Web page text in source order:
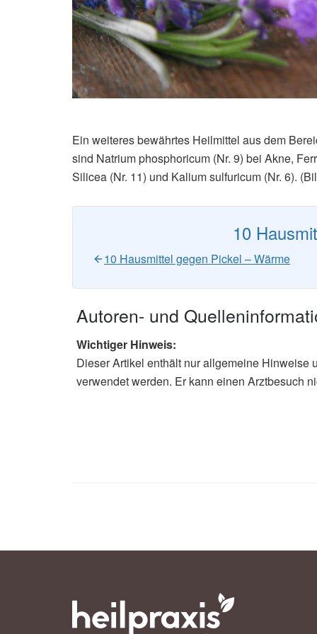
Ein weiteres bewährtes Heilmittel aus dem
sind Natrium phosphoricum (Nr. 9) bei Akne,
Silicea (Nr. 11) und Kalium sulfuricum (Nr. 6).
10
10 Hausmittel gegen Pickel – Wärme
Autoren- und
Wichtiger Hinweis:
Dieser Artikel enthält nur allgemeine Hinweise
verwendet werden. Er kann einen Arztbesuch